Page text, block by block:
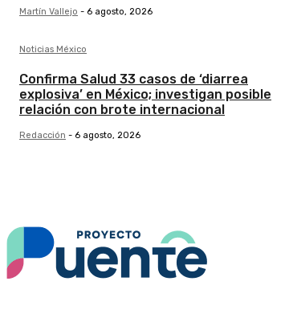
Martín Vallejo - 6 agosto, 2026
Noticias México
Confirma Salud 33 casos de ‘diarrea
explosiva’ en México; investigan posible
relación con brote internacional
Redacción - 6 agosto, 2026